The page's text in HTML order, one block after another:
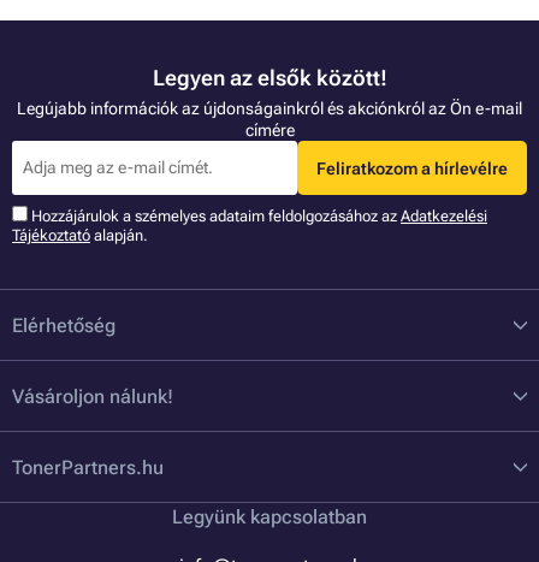
Legyen az elsők között!
Legújabb információk az újdonságainkról és akciónkról az Ön e-mail
címére
Feliratkozom a hírlevélre
Hozzájárulok a szémelyes adataim feldolgozásához az Adatkezelési
Tájékoztató alapján.
Elérhetőség
Vásároljon nálunk!
TonerPartners.hu
Legyünk kapcsolatban